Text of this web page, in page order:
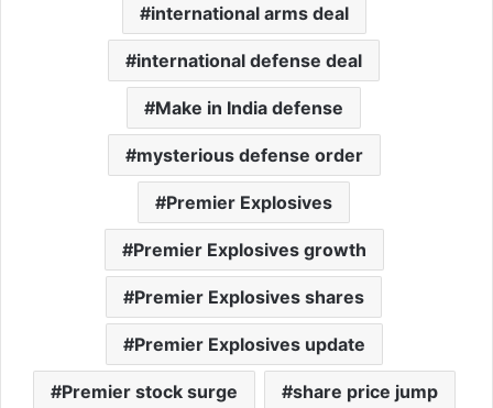
international arms deal
international defense deal
Make in India defense
mysterious defense order
Premier Explosives
Premier Explosives growth
Premier Explosives shares
Premier Explosives update
Premier stock surge share price jump